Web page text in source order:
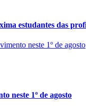
estudantes das
neste 1º de agosto